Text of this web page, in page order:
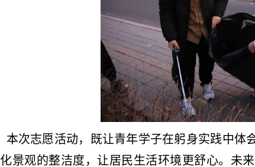
本次志愿活动，既让青年学子在躬身实践中体
化景观的整洁度，让居民生活环境更舒心。未